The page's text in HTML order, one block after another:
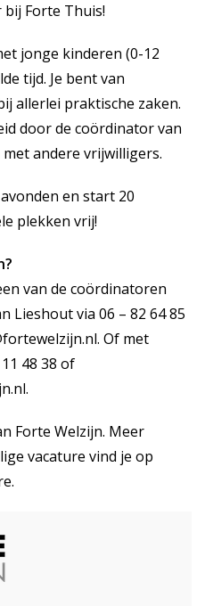
Forte Thuis!
jonge kinderen (0-12
tijd. Je bent van
allerlei praktische zaken.
door de coördinator van
andere vrijwilligers.
en start 20
plekken vrij!
van de coördinatoren
Lieshout via 06 – 82 64 85
. Of met
48 38 of
.
Forte Welzijn. Meer
vacature vind je op
.